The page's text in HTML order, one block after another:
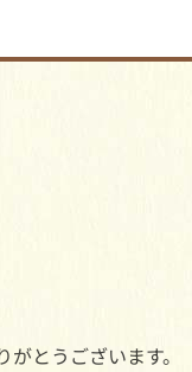
とうございます。